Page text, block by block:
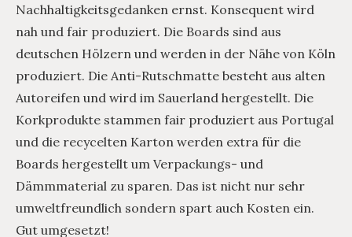
Nachhaltigkeitsgedanken ernst. Konsequent wird
nah und fair produziert. Die Boards sind aus
deutschen Hölzern und werden in der Nähe von Köln
produziert. Die Anti-Rutschmatte besteht aus alten
Autoreifen und wird im Sauerland hergestellt. Die
Korkprodukte stammen fair produziert aus Portugal
und die recycelten Karton werden extra für die
Boards hergestellt um Verpackungs- und
Dämmmaterial zu sparen. Das ist nicht nur sehr
umweltfreundlich sondern spart auch Kosten ein.
Gut umgesetzt!